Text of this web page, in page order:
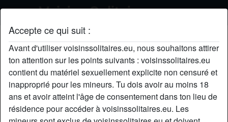
Accepte ce qui suit :
Avant d'utiliser voisinssolitaires.eu, nous souhaitons attirer
ton attention sur les points suivants : voisinssolitaires.eu
contient du matériel sexuellement explicite non censuré et
inapproprié pour les mineurs. Tu dois avoir au moins 18
ans et avoir atteint l'âge de consentement dans ton lieu de
résidence pour accéder à voisinssolitaires.eu. Les
GisBelle's profil